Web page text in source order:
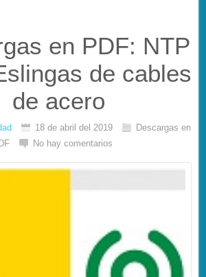
en PDF: NTP
de cables
de acero
18 de abril del 2019
Descargas en
No hay comentarios